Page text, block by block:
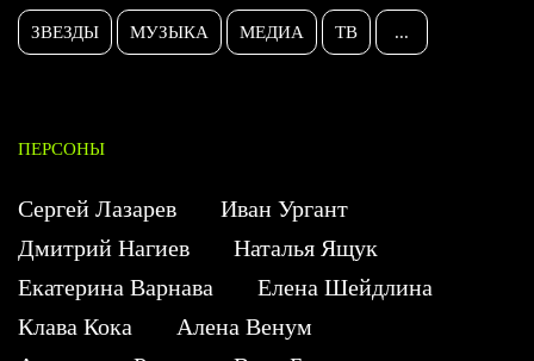
ЗВЕЗДЫ МУЗЫКА МЕДИА ТВ ...
ПЕРСОНЫ
Сергей Лазарев
Иван Ургант
Дмитрий Нагиев
Наталья Ящук
Екатерина Варнава
Елена Шейдлина
Клава Кока
Алена Венум